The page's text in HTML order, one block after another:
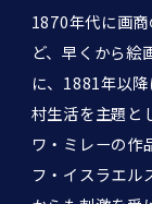
1870年代に画
ど、早くから絵
に、1881年以
村生活を主題と
ワ・ミレーの作
フ・イスラエル